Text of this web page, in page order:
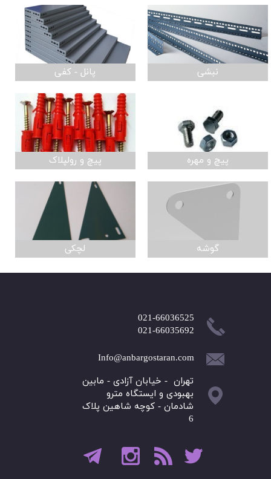
نبشی پانل - کفی
پیچ و مهره پیچ و رولپلاک
گوشه لچکی
021-66036525
​​​​​021-66035692
تهران - خیابان آزادی - مابین
بهبودی و ایستگاه مترو
شادمان - کوچه شاهین پلاک
6
Info@anbargostaran.com